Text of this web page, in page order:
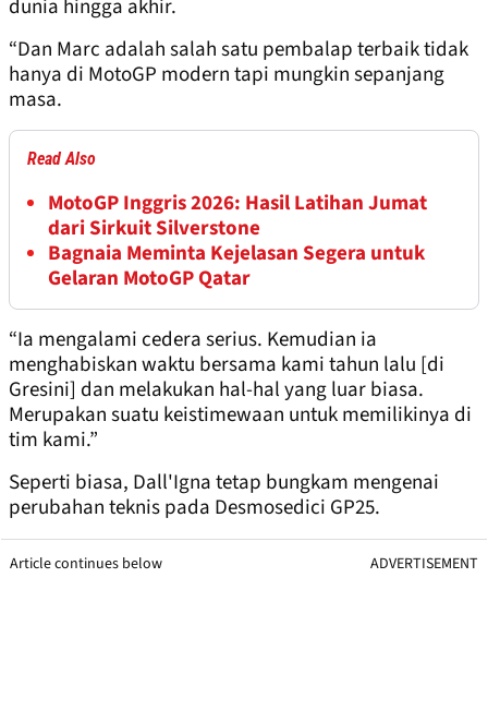
dunia hingga akhir.
“Dan Marc adalah salah satu pembalap terbaik tidak
hanya di MotoGP modern tapi mungkin sepanjang
masa.
Read Also
MotoGP Inggris 2026: Hasil Latihan Jumat
dari Sirkuit Silverstone
Bagnaia Meminta Kejelasan Segera untuk
Gelaran MotoGP Qatar
“Ia mengalami cedera serius. Kemudian ia
menghabiskan waktu bersama kami tahun lalu [di
Gresini] dan melakukan hal-hal yang luar biasa.
Merupakan suatu keistimewaan untuk memilikinya di
tim kami.”
Seperti biasa, Dall'Igna tetap bungkam mengenai
perubahan teknis pada Desmosedici GP25.
Article continues below ADVERTISEMENT